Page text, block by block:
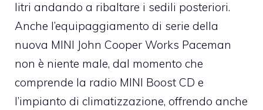
litri andando a ribaltare i sedili posteriori.
Anche l’equipaggiamento di serie della
nuova MINI John Cooper Works Paceman
non è niente male, dal momento che
comprende la radio MINI Boost CD e
l’impianto di climatizzazione, offrendo anche